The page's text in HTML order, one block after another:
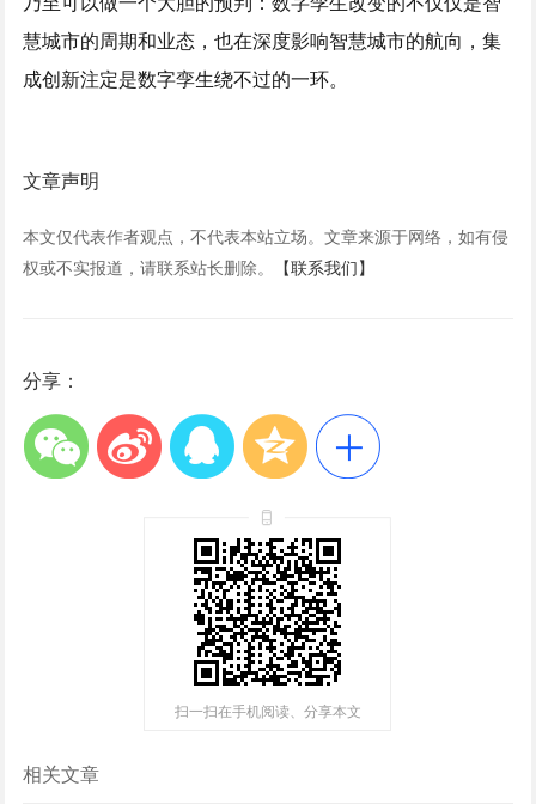
慧城市的周期和业态，也在深度影响智慧城市的航向，集
成创新注定是数字孪生绕不过的一环。
文章声明
本文仅代表作者观点，不代表本站立场。文章来源于网络，如有侵
权或不实报道，请联系站长删除。
【联系我们】
分享：
扫一扫在手机阅读、分享本文
相关文章